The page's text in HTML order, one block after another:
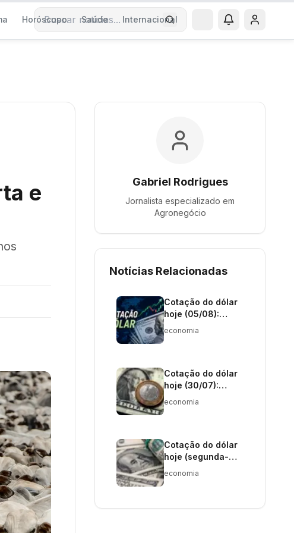
Horóscopo Saúde Internacional
Buscar notícias
e
Gabriel Rodrigues
Jornalista especializado em
Agronegócio
Notícias Relacionadas
Cotação do dólar
hoje (05/08):
moeda americana
economia
Cotação do dólar
hoje (30/07):
acompanhe o
economia
Cotação do dólar
hoje (segunda-
feira, 27/07): veja
economia